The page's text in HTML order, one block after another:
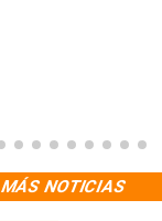
MÁS NOTICIAS